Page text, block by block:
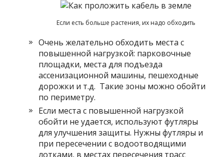
Если есть больше растения, их надо обходить
Очень желательно обходить места с
повышенной нагрузкой: парковочные
площадки, места для подъезда
ассенизационной машины, пешеходные
дорожки и т.д. Такие зоны можно обойти
по периметру.
Если места с повышенной нагрузкой
обойти не удается, используют футляры
для улучшения защиты. Нужны футляры и
при пересечении с водоотводящими
лотками, в местах пересечения трасс